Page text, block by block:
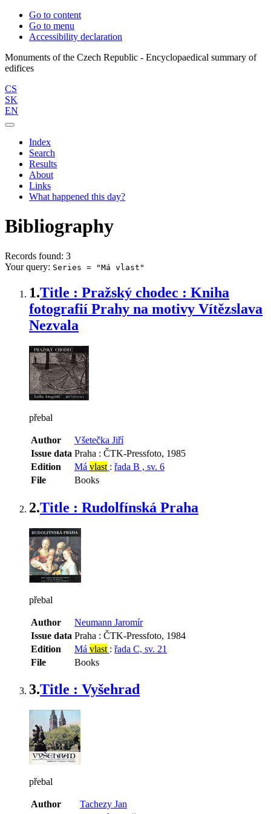
Go to content
Go to menu
Accessibility declaration
Monuments of the Czech Republic - Encyclopaedical summary of
CS
SK
EN
Index
Search
Results
About
Links
What happened this day?
Bibliography
Records found: 3
Your query: Series = "Má vlast"
1.Title : Pražský chodec : Kniha
fotografií Prahy na motivy Vítězslava
Nezvala
přebal
Author
Všetečka Jiří
Issue data Praha : ČTK-Pressfoto, 1985
Edition
Má vlast : řada B , sv. 6
File
Books
2.Title : Rudolfínská Praha
přebal
Author
Neumann Jaromír
Issue data Praha : ČTK-Pressfoto, 1984
Edition
Má vlast : řada C, sv. 21
File
Books
3.Title : Vyšehrad
přebal
Author
Tachezy Jan